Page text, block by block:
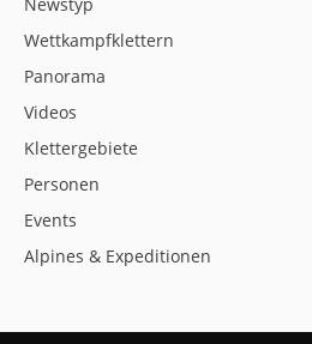
Wettkampfklettern
Panorama
Videos
Klettergebiete
Personen
Events
Alpines & Expeditionen